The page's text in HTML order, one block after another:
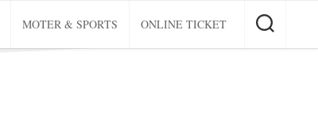
MOTER & SPORTS ONLINE TICKET